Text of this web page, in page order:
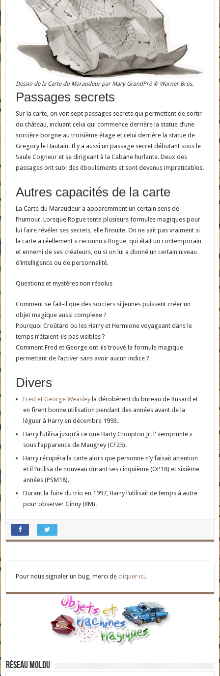
Dessin de la Carte du Maraudeur par Mary GrandPré © Warner Bros.
Passages secrets
Sur la carte, on voit sept passages secrets qui permettent de sortir
du château, incluant celui qui commence derrière la statue d’une
sorcière borgne au troisième étage et celui derrière la statue de
Gregory le Hautain. Il y a aussi un passage secret débutant sous le
Saule Cogneur et se dirigeant à la Cabane hurlante. Deux des
passages ont subi des éboulements et sont devenus impraticables.
Autres capacités de la carte
La Carte du Maraudeur a apparemment un certain sens de
l’humour. Lorsque Rogue tente plusieurs formules magiques pour
lui faire révéler ses secrets, elle l’insulte. On ne sait pas vraiment si
la carte a réellement « reconnu » Rogue, qui était un contemporain
et ennemi de ses créateurs, ou si on lui a donné un certain niveau
d’intelligence ou de personnalité.
Questions et mystères non résolus
Comment se fait-il que des sorciers si jeunes puissent créer un
objet magique aussi complexe ?
Pourquoi Croûtard ou les Harry et Hermione voyageant dans le
temps n’étaient-ils pas visibles ?
Comment Fred et George ont-ils trouvé la formule magique
permettant de l’activer sans avoir aucun indice ?
Divers
Fred et George Weasley la dérobèrent du bureau de Rusard et
en firent bonne utilisation pendant des années avant de la
léguer à Harry en décembre 1993.
Harry l’utilisa jusqu’à ce que Barty Croupton Jr. l' »emprunte »
sous l’apparence de Maugrey (CF25).
Harry récupéra la carte alors que personne n’y faisait attention
et il l’utilisa de nouveau durant ses cinquième (OP18) et sixième
années (PSM18).
Durant la fuite du trio en 1997, Harry l’utilisait de temps à autre
pour observer Ginny (RM).
Pour nous signaler un bug, merci decliquer ici.
Réseau moldu